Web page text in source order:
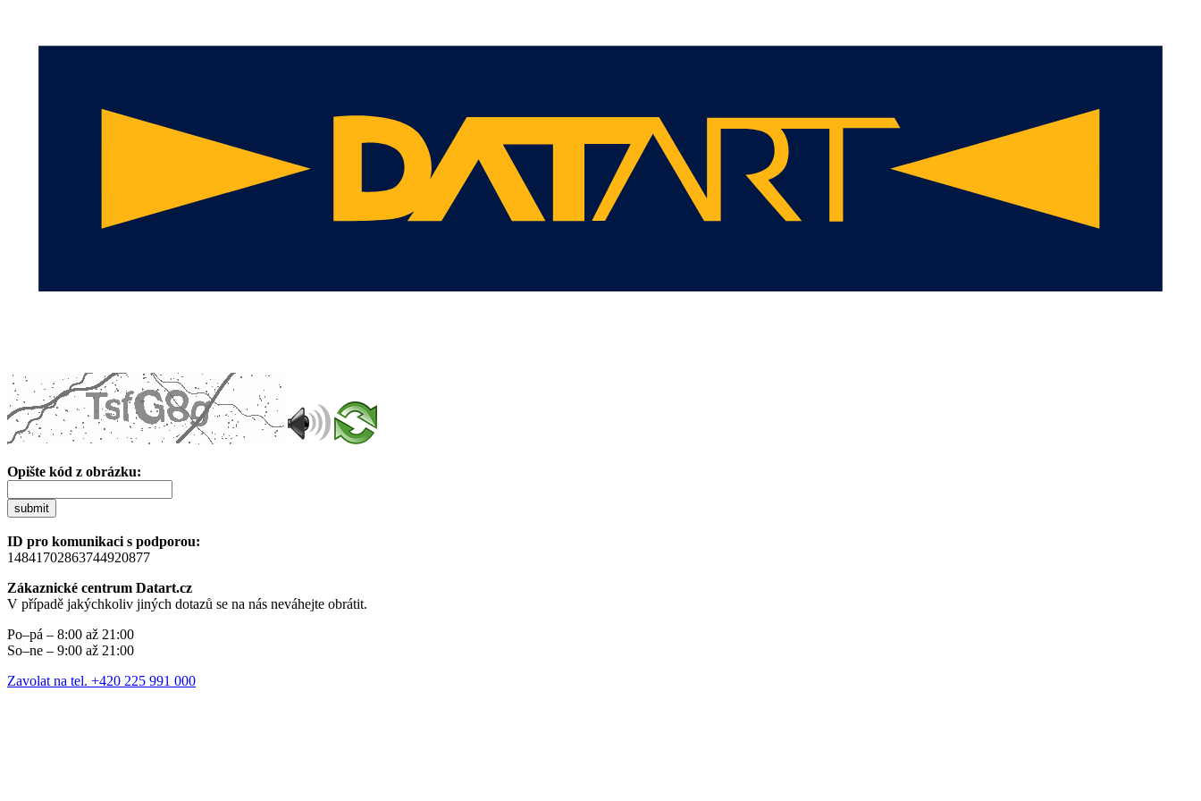
Opište kód z obrázku:
submit
ID pro komunikaci s podporou:
14841702863744920877
Zákaznické centrum Datart.cz
V případě jakýchkoliv jiných dotazů se na nás neváhejte obrátit.
Po–pá – 8:00 až 21:00
So–ne – 9:00 až 21:00
Zavolat na tel. +420 225 991 000